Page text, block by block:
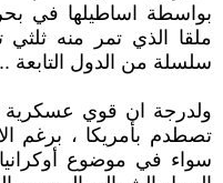
بواسطة اساطيلها في
ملقا الذي تمر منه
سلسلة من الدول التابعة
ولدرجة ان قوي عسكرية
تصطدم بأمريكا ، برغم
سواء في موضوع